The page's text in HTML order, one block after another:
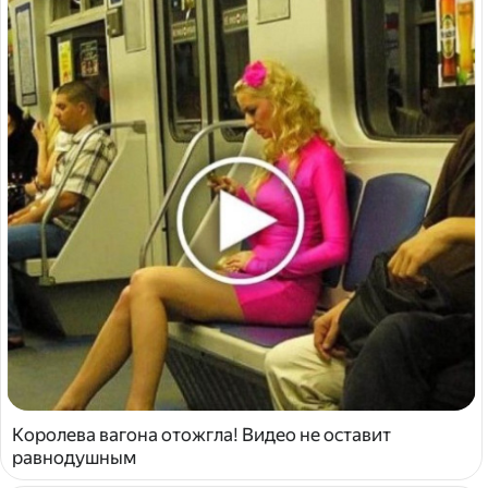
Королева вагона отожгла! Видео не оставит
равнодушным